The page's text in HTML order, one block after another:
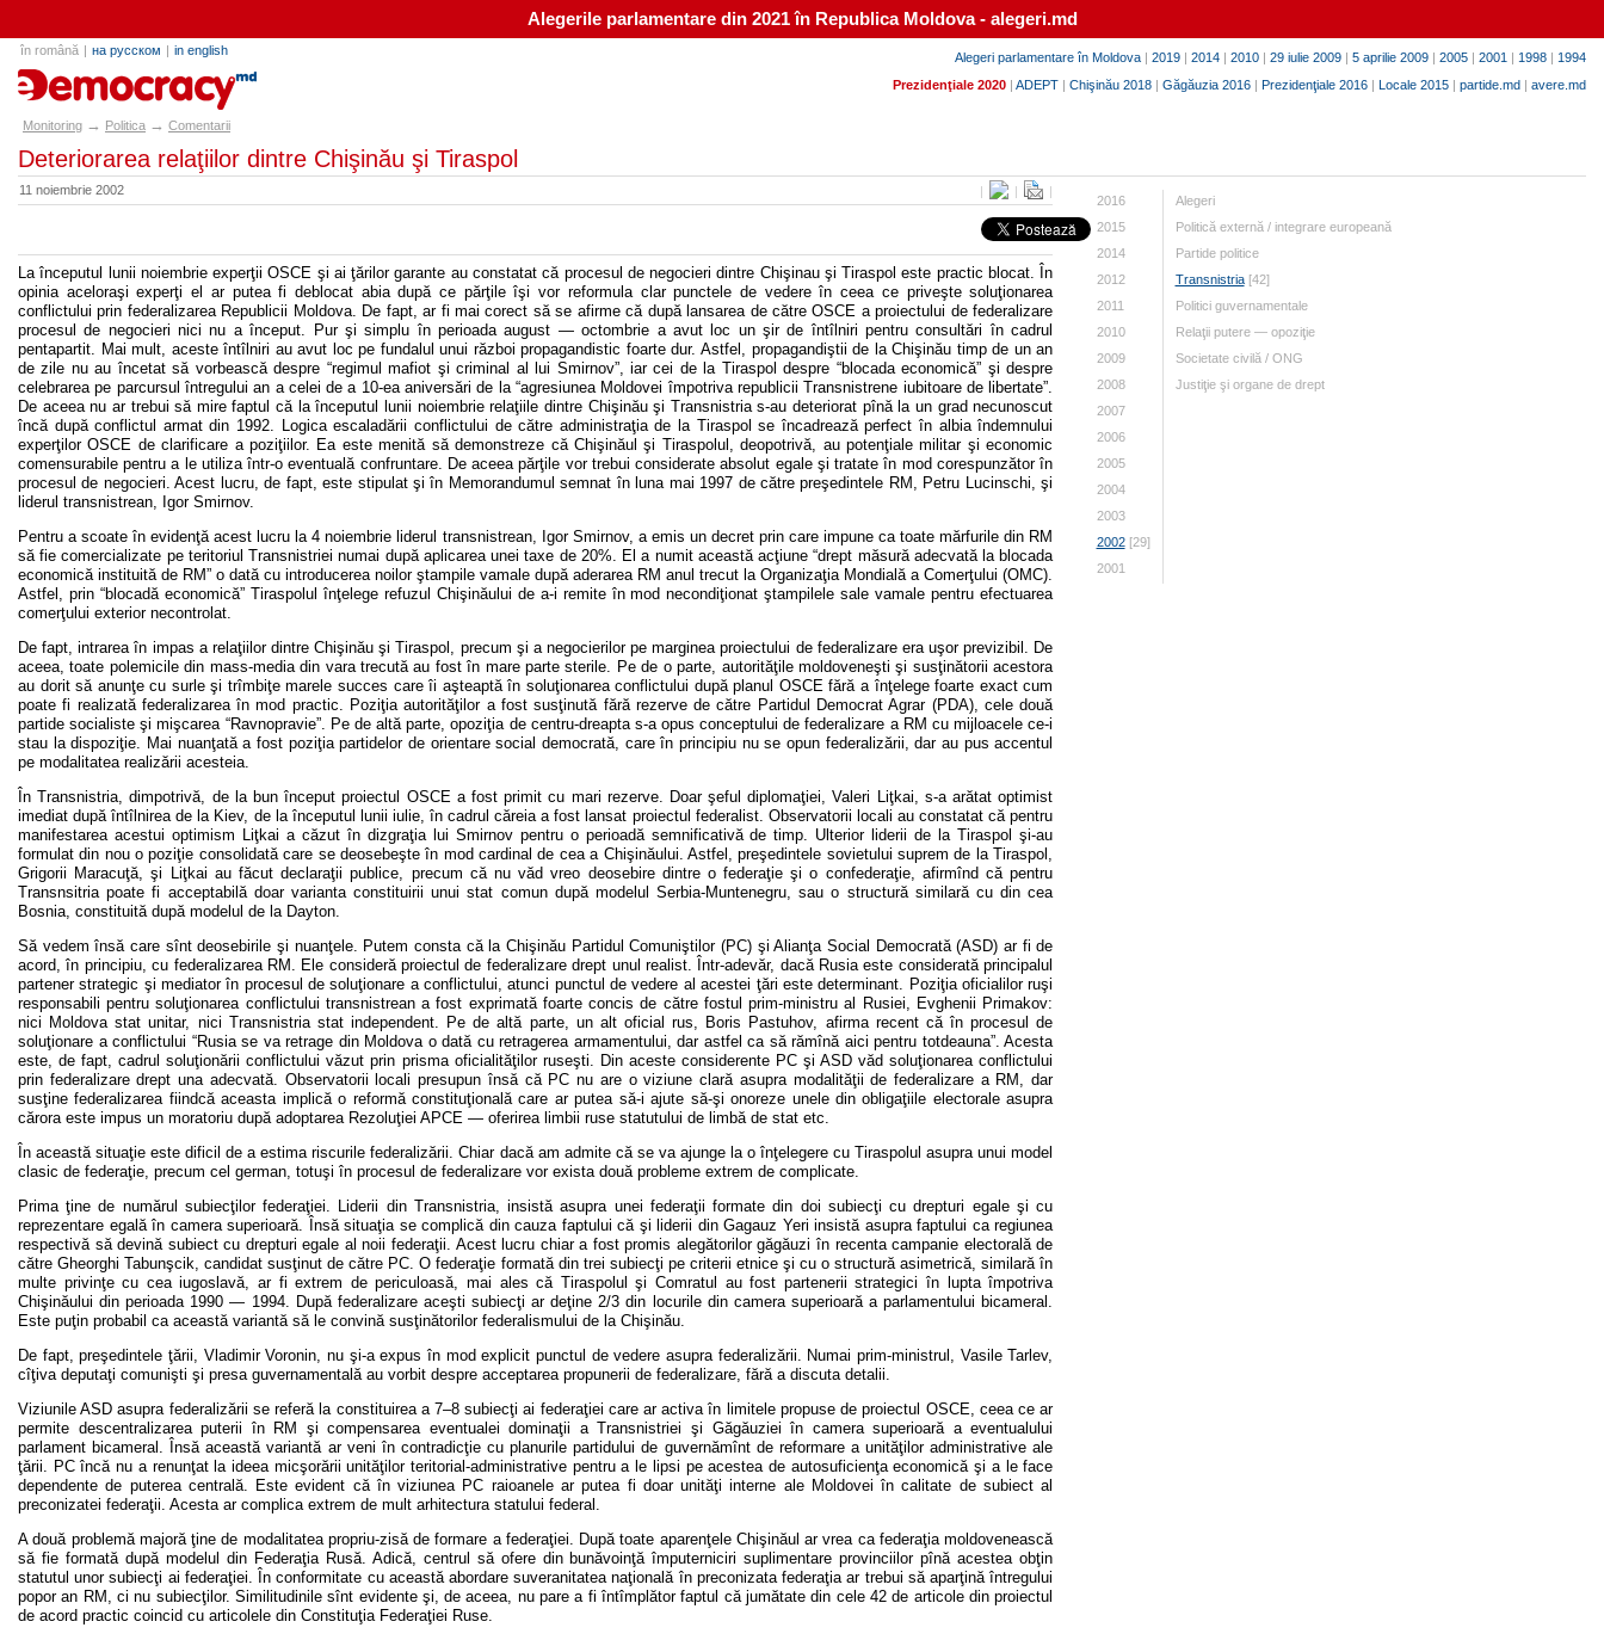
Alegerile parlamentare din 2021 în Republica Moldova - alegeri.md
Alegeri parlamentare în Moldova | 2019 | 2014 | 2010 | 29 iulie 2009 | 5 aprilie 2009 | 2005 | 2001 | 1998 | 1994
Prezidenţiale 2020 | ADEPT | Chişinău 2018 | Găgăuzia 2016 | Prezidenţiale 2016 | Locale 2015 | partide.md | avere.md
în română | на русском | in english
e-democracy.md
Monitoring → Politica → Comentarii
Deteriorarea relaţiilor dintre Chişinău şi Tiraspol
| | |
11 noiembrie 2002
La începutul lunii noiembrie experţii OSCE şi ai ţărilor garante au constatat că procesul de negocieri dintre Chişinau şi Tiraspol este practic blocat. În
opinia aceloraşi experţi el ar putea fi deblocat abia după ce părţile îşi vor reformula clar punctele de vedere în ceea ce priveşte soluţionarea
conflictului prin federalizarea Republicii Moldova. De fapt, ar fi mai corect să se afirme că după lansarea de către OSCE a proiectului de federalizare
procesul de negocieri nici nu a început. Pur şi simplu în perioada august — octombrie a avut loc un şir de întîlniri pentru consultări în cadrul
pentapartit. Mai mult, aceste întîlniri au avut loc pe fundalul unui război propagandistic foarte dur. Astfel, propagandiştii de la Chişinău timp de un an
de zile nu au încetat să vorbească despre “regimul mafiot şi criminal al lui Smirnov”, iar cei de la Tiraspol despre “blocada economică” şi despre
celebrarea pe parcursul întregului an a celei de a 10-ea aniversări de la “agresiunea Moldovei împotriva republicii Transnistrene iubitoare de libertate”.
De aceea nu ar trebui să mire faptul că la începutul lunii noiembrie relaţiile dintre Chişinău şi Transnistria s-au deteriorat pînă la un grad necunoscut
încă după conflictul armat din 1992. Logica escaladării conflictului de către administraţia de la Tiraspol se încadrează perfect în albia îndemnului
experţilor OSCE de clarificare a poziţiilor. Ea este menită să demonstreze că Chişinăul şi Tiraspolul, deopotrivă, au potenţiale militar şi economic
comensurabile pentru a le utiliza într-o eventuală confruntare. De aceea părţile vor trebui considerate absolut egale şi tratate în mod corespunzător în
procesul de negocieri. Acest lucru, de fapt, este stipulat şi în Memorandumul semnat în luna mai 1997 de către preşedintele RM, Petru Lucinschi, şi
liderul transnistrean, Igor Smirnov.
Pentru a scoate în evidenţă acest lucru la 4 noiembrie liderul transnistrean, Igor Smirnov, a emis un decret prin care impune ca toate mărfurile din RM
să fie comercializate pe teritoriul Transnistriei numai după aplicarea unei taxe de 20%. El a numit această acţiune “drept măsură adecvată la blocada
economică instituită de RM” o dată cu introducerea noilor ştampile vamale după aderarea RM anul trecut la Organizaţia Mondială a Comerţului (OMC).
Astfel, prin “blocadă economică” Tiraspolul înţelege refuzul Chişinăului de a-i remite în mod necondiţionat ştampilele sale vamale pentru efectuarea
comerţului exterior necontrolat.
De fapt, intrarea în impas a relaţiilor dintre Chişinău şi Tiraspol, precum şi a negocierilor pe marginea proiectului de federalizare era uşor previzibil. De
aceea, toate polemicile din mass-media din vara trecută au fost în mare parte sterile. Pe de o parte, autorităţile moldoveneşti şi susţinătorii acestora
au dorit să anunţe cu surle şi trîmbiţe marele succes care îi aşteaptă în soluţionarea conflictului după planul OSCE fără a înţelege foarte exact cum
poate fi realizată federalizarea în mod practic. Poziţia autorităţilor a fost susţinută fără rezerve de către Partidul Democrat Agrar (PDA), cele două
partide socialiste şi mişcarea “Ravnopravie”. Pe de altă parte, opoziţia de centru-dreapta s-a opus conceptului de federalizare a RM cu mijloacele ce-i
stau la dispoziţie. Mai nuanţată a fost poziţia partidelor de orientare social democrată, care în principiu nu se opun federalizării, dar au pus accentul
pe modalitatea realizării acesteia.
În Transnistria, dimpotrivă, de la bun început proiectul OSCE a fost primit cu mari rezerve. Doar şeful diplomaţiei, Valeri Liţkai, s-a arătat optimist
imediat după întîlnirea de la Kiev, de la începutul lunii iulie, în cadrul căreia a fost lansat proiectul federalist. Observatorii locali au constatat că pentru
manifestarea acestui optimism Liţkai a căzut în dizgraţia lui Smirnov pentru o perioadă semnificativă de timp. Ulterior liderii de la Tiraspol şi-au
formulat din nou o poziţie consolidată care se deosebeşte în mod cardinal de cea a Chişinăului. Astfel, preşedintele sovietului suprem de la Tiraspol,
Grigorii Maracuţă, şi Liţkai au făcut declaraţii publice, precum că nu văd vreo deosebire dintre o federaţie şi o confederaţie, afirmînd că pentru
Transnsitria poate fi acceptabilă doar varianta constituirii unui stat comun după modelul Serbia-Muntenegru, sau o structură similară cu din cea
Bosnia, constituită după modelul de la Dayton.
Să vedem însă care sînt deosebirile şi nuanţele. Putem consta că la Chişinău Partidul Comuniştilor (PC) şi Alianţa Social Democrată (ASD) ar fi de
acord, în principiu, cu federalizarea RM. Ele consideră proiectul de federalizare drept unul realist. Într-adevăr, dacă Rusia este considerată principalul
partener strategic şi mediator în procesul de soluţionare a conflictului, atunci punctul de vedere al acestei ţări este determinant. Poziţia oficialilor ruşi
responsabili pentru soluţionarea conflictului transnistrean a fost exprimată foarte concis de către fostul prim-ministru al Rusiei, Evghenii Primakov:
nici Moldova stat unitar, nici Transnistria stat independent. Pe de altă parte, un alt oficial rus, Boris Pastuhov, afirma recent că în procesul de
soluţionare a conflictului “Rusia se va retrage din Moldova o dată cu retragerea armamentului, dar astfel ca să rămînă aici pentru totdeauna”. Acesta
este, de fapt, cadrul soluţionării conflictului văzut prin prisma oficialităţilor ruseşti. Din aceste considerente PC şi ASD văd soluţionarea conflictului
prin federalizare drept una adecvată. Observatorii locali presupun însă că PC nu are o viziune clară asupra modalităţii de federalizare a RM, dar
susţine federalizarea fiindcă aceasta implică o reformă constituţională care ar putea să-i ajute să-şi onoreze unele din obligaţiile electorale asupra
cărora este impus un moratoriu după adoptarea Rezoluţiei APCE — oferirea limbii ruse statutului de limbă de stat etc.
În această situaţie este dificil de a estima riscurile federalizării. Chiar dacă am admite că se va ajunge la o înţelegere cu Tiraspolul asupra unui model
clasic de federaţie, precum cel german, totuşi în procesul de federalizare vor exista două probleme extrem de complicate.
Prima ţine de numărul subiecţilor federaţiei. Liderii din Transnistria, insistă asupra unei federaţii formate din doi subiecţi cu drepturi egale şi cu
reprezentare egală în camera superioară. Însă situaţia se complică din cauza faptului că şi liderii din Gagauz Yeri insistă asupra faptului ca regiunea
respectivă să devină subiect cu drepturi egale al noii federaţii. Acest lucru chiar a fost promis alegătorilor găgăuzi în recenta campanie electorală de
către Gheorghi Tabunşcik, candidat susţinut de către PC. O federaţie formată din trei subiecţi pe criterii etnice şi cu o structură asimetrică, similară în
multe privinţe cu cea iugoslavă, ar fi extrem de periculoasă, mai ales că Tiraspolul şi Comratul au fost partenerii strategici în lupta împotriva
Chişinăului din perioada 1990 — 1994. După federalizare aceşti subiecţi ar deţine 2/3 din locurile din camera superioară a parlamentului bicameral.
Este puţin probabil ca această variantă să le convină susţinătorilor federalismului de la Chişinău.
De fapt, preşedintele ţării, Vladimir Voronin, nu şi-a expus în mod explicit punctul de vedere asupra federalizării. Numai prim-ministrul, Vasile Tarlev,
cîţiva deputaţi comunişti şi presa guvernamentală au vorbit despre acceptarea propunerii de federalizare, fără a discuta detalii.
Viziunile ASD asupra federalizării se referă la constituirea a 7–8 subiecţi ai federaţiei care ar activa în limitele propuse de proiectul OSCE, ceea ce ar
permite descentralizarea puterii în RM şi compensarea eventualei dominaţii a Transnistriei şi Găgăuziei în camera superioară a eventualului
parlament bicameral. Însă această variantă ar veni în contradicţie cu planurile partidului de guvernămînt de reformare a unităţilor administrative ale
ţării. PC încă nu a renunţat la ideea micşorării unităţilor teritorial-administrative pentru a le lipsi pe acestea de autosuficienţa economică şi a le face
dependente de puterea centrală. Este evident că în viziunea PC raioanele ar putea fi doar unităţi interne ale Moldovei în calitate de subiect al
preconizatei federaţii. Acesta ar complica extrem de mult arhitectura statului federal.
A două problemă majoră ţine de modalitatea propriu-zisă de formare a federaţiei. După toate aparenţele Chişinăul ar vrea ca federaţia moldovenească
să fie formată după modelul din Federaţia Rusă. Adică, centrul să ofere din bunăvoinţă împuterniciri suplimentare provinciilor pînă acestea obţin
statutul unor subiecţi ai federaţiei. În conformitate cu această abordare suveranitatea naţională în preconizata federaţia ar trebui să aparţină întregului
popor an RM, ci nu subiecţilor. Similitudinile sînt evidente şi, de aceea, nu pare a fi întîmplător faptul că jumătate din cele 42 de articole din proiectul
de acord practic coincid cu articolele din Constituţia Federaţiei Ruse.
2016
2015
2014
2012
2011
2010
2009
2008
2007
2006
2005
2004
2003
2002[29]
2001
Alegeri
Politică externă / integrare europeană
Partide politice
Transnistria[42]
Politici guvernamentale
Relaţii putere — opoziţie
Societate civilă / ONG
Justiţie şi organe de drept